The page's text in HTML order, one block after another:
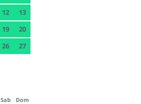
12
13
19
20
26
27
Sab Dom